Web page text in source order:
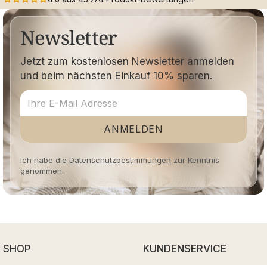
Newsletter
Jetzt zum kostenlosen Newsletter anmelden
und beim nächsten Einkauf 10% sparen.
ANMELDEN
Ich habe die Datenschutzbestimmungen zur Kenntnis
genommen.
SHOP KUNDENSERVICE